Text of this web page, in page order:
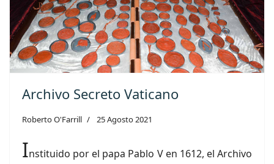
Archivo Secreto Vaticano
Roberto O'Farrill 25 Agosto 2021
Instituido por el papa Pablo V en 1612, el Archivo